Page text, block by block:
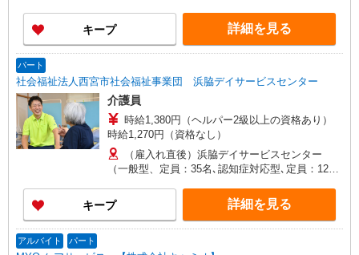
キープ 詳細を見る
パート
社会福祉法人西宮市社会福祉事業団 浜脇デイサービスセンター
介護員
時給1,380円（ヘルパー2級以上の資格あり）
時給1,270円（資格なし）
（雇入れ直後）浜脇デイサービスセンター
（一般型、定員：35名､認知症対応型､定員：12
法人の定める事業所
キープ 詳細を見る
アルバイト パート